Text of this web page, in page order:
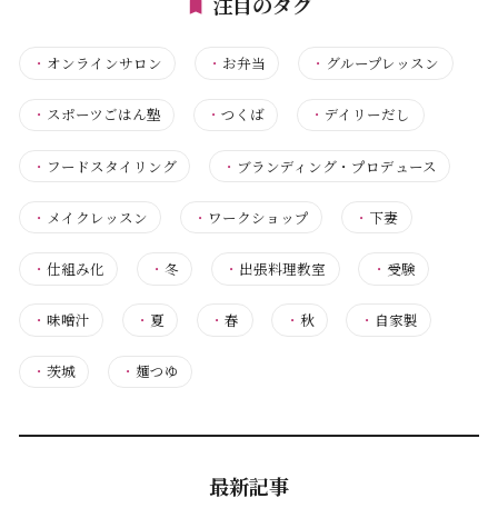
・ オンラインサロン ・ お弁当 ・ グループレッスン
・ スポーツごはん塾 ・つくば ・ デイリーだし
・ フードスタイリング ・ ブランディング・プロデュース
・ メイクレッスン ・ ワークショップ ・ 下妻
・ 仕組み化 ・冬 ・ 出張料理教室 ・ 受験
・ 味噌汁 ・ 夏 ・春 ・ 秋 ・ 自家製
・ 茨城 ・ 麺つゆ
最新記事